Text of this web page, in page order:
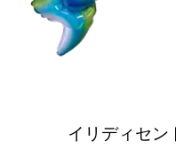
イリディセン